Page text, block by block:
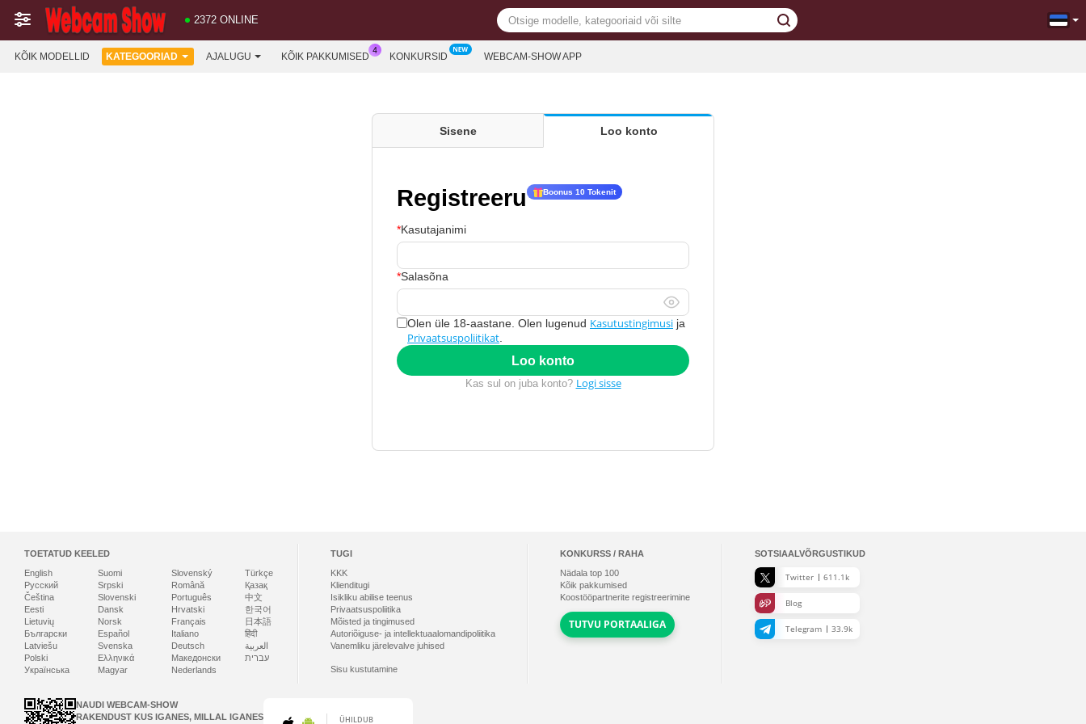
2372 ONLINE
KÕIK MODELLID KATEGOORIAD AJALUGU KÕIK PAKKUMISED KONKURSID WEBCAM-SHOW APP
Sisene Loo konto
Registreeru Boonus 10 Tokenit
Kasutajanimi
Salasõna
Olen üle 18-aastane. Olen lugenud Kasutustingimusi ja
Privaatsuspoliitikat
Loo konto
Kas sul on juba konto? Logi sisse
TOETATUD KEELED
English
Русский
Čeština
Eesti
Lietuvių
Български
Latviešu
Polski
Українська
Suomi
Srpski
Slovenski
Dansk
Norsk
Español
Svenska
Ελληνικά
Magyar
Slovenský
Română
Português
Hrvatski
Français
Italiano
Deutsch
Македонски
Nederlands
Türkçe
Қазақ
中文
한국어
日本語
हिंदी
العربية
עברית
TUGI
KKK
Klienditugi
Isikliku abilise teenus
Privaatsuspoliitika
Mõisted ja tingimused
Autoriõiguse- ja intellektuaalomandipoliitika
Vanemliku järelevalve juhised
Sisu kustutamine
KONKURSS / RAHA
Nädala top 100
Kõik pakkumised
Koostööpartnerite registreerimine
TUTVU PORTAALIGA
SOTSIAALVÕRGUSTIKUD
Twitter 611.1k
Blog
Telegram 33.9k
NAUDI WEBCAM-SHOW
RAKENDUST KUS IGANES, MILLAL IGANES
ÜHILDUB